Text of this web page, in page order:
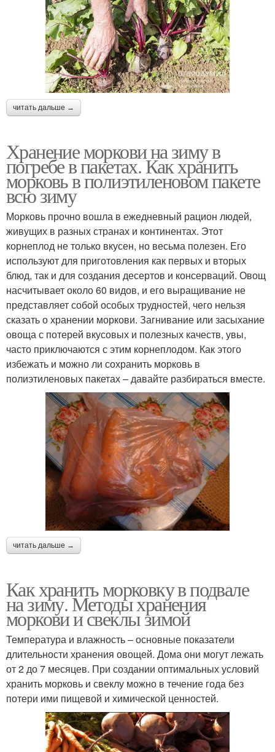
читать дальше →
Хранение моркови на зиму в
погребе в пакетах. Как хранить
морковь в полиэтиленовом пакете
всю зиму
Морковь прочно вошла в ежедневный рацион людей,
живущих в разных странах и континентах. Этот
корнеплод не только вкусен, но весьма полезен. Его
используют для приготовления как первых и вторых
блюд, так и для создания десертов и консерваций. Овощ
насчитывает около 60 видов, и его выращивание не
представляет собой особых трудностей, чего нельзя
сказать о хранении моркови. Загнивание или засыхание
овоща с потерей вкусовых и полезных качеств, увы,
часто приключаются с этим корнеплодом. Как этого
избежать и можно ли сохранить морковь в
полиэтиленовых пакетах – давайте разбираться вместе.
читать дальше →
Как хранить морковку в подвале
на зиму. Методы хранения
моркови и свеклы зимой
Температура и влажность – основные показатели
длительности хранения овощей. Дома они могут лежать
от 2 до 7 месяцев. При создании оптимальных условий
хранить морковь и свеклу можно в течение года без
потери ими пищевой и химической ценностей.